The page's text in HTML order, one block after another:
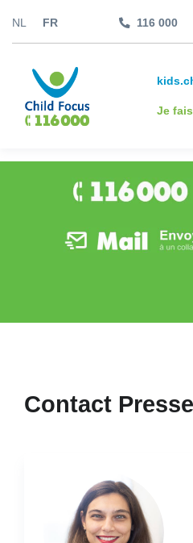
NL FR 116 000
Je
Contact Presse